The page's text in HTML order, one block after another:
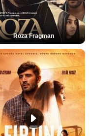
Roza Fragman